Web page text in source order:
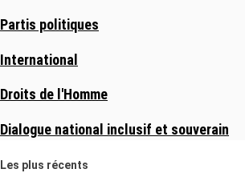
Partis politiques
International
Droits de l'Homme
Dialogue national inclusif et souverain
Les plus récents